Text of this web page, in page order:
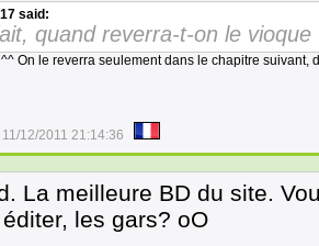
said:
quand reverra-t-on le
On le reverra seulement dans le chapitre suivant,
11/12/2011 21:14:36
La meilleure BD du site.
les gars? oO